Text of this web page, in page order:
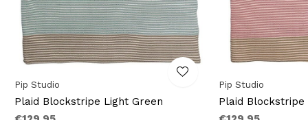
Pip Studio
Plaid Blockstripe Light Green
Pip Studio
Plaid Blockstripe